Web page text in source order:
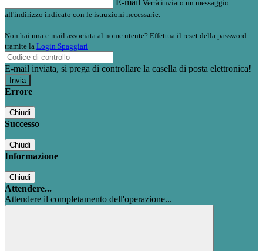
E-mail Verrà inviato un messaggio
all'indirizzo indicato con le istruzioni necessarie.
Non hai una e-mail associata al nome utente? Effettua il reset della password
tramite la Login Spaggiari
E-mail inviata, si prega di controllare la casella di posta elettronica!
Errore
Chiudi
Successo
Chiudi
Informazione
Chiudi
Attendere...
Attendere il completamento dell'operazione...